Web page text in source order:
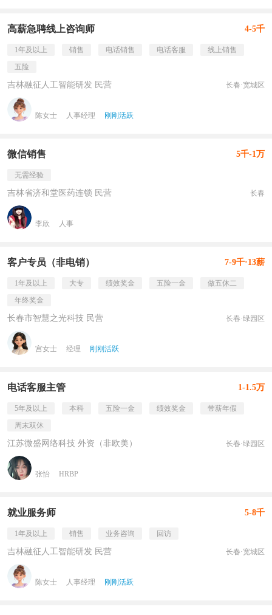
高薪急聘线上咨询师 4-5千
1年及以上 销售 电话销售 电话客服
线上销售
五险
吉林融征人工智能研发 民营 长春·宽城区
陈女士 人事经理 刚刚活跃
微信销售 5千-1万
无需经验
吉林省济和堂医药连锁 民营 长春
李欣 人事
客户专员（非电销） 7-9千·13薪
1年及以上 大专 绩效奖金 五险一金
做五休二
年终奖金
长春市智慧之光科技 民营 长春·绿园区
宫女士 经理 刚刚活跃
电话客服主管 1-1.5万
5年及以上 本科 五险一金 绩效奖金
带薪年假
周末双休
江苏微盛网络科技 外资（非欧美） 长春·绿园区
张怡 HRBP
就业服务师 5-8千
1年及以上 销售 业务咨询 回访
吉林融征人工智能研发 民营 长春·宽城区
陈女士 人事经理 刚刚活跃